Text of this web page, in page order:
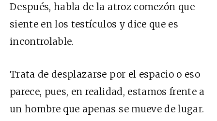
Después, habla de la atroz comezón que
siente en los testículos y dice que es
incontrolable.
Trata de desplazarse por el espacio o eso
parece, pues, en realidad, estamos frente a
un hombre que apenas se mueve de lugar.